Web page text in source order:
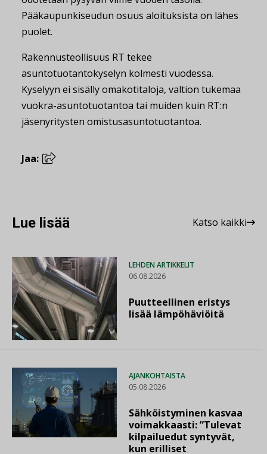
Pääkaupunkiseudun osuus aloituksista on lähes
puolet.
Rakennusteollisuus RT tekee
asuntotuotantokyselyn kolmesti vuodessa.
Kyselyyn ei sisälly omakotitaloja, valtion tukemaa
vuokra-asuntotuotantoa tai muiden kuin RT:n
jäsenyritysten omistusasuntotuotantoa.
Jaa:
Lue lisää Katso kaikki
LEHDEN ARTIKKELIT
06.08.2026
Puutteellinen eristys
lisää lämpöhäviöitä
AJANKOHTAISTA
05.08.2026
Sähköistyminen kasvaa
voimakkaasti: ”Tulevat
kilpailuedut syntyvät,
kun erilliset